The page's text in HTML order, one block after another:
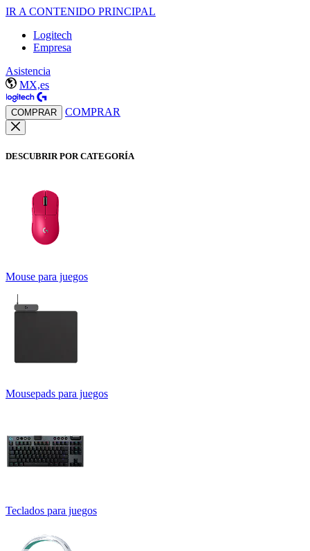
IR A CONTENIDO PRINCIPAL
Logitech
Empresa
Asistencia
MX,es
COMPRAR COMPRAR
DESCUBRIR POR CATEGORÍA
Mouse para juegos
Mousepads para juegos
Teclados para juegos